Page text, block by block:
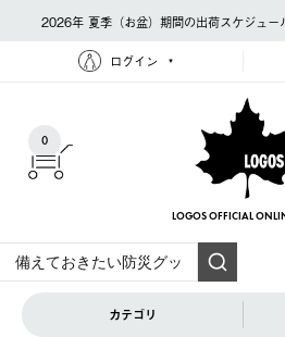
2026年 夏季（お盆）期間の出荷スケジュー
ログイン
0
LOGOS OFFICIAL
カテゴリ